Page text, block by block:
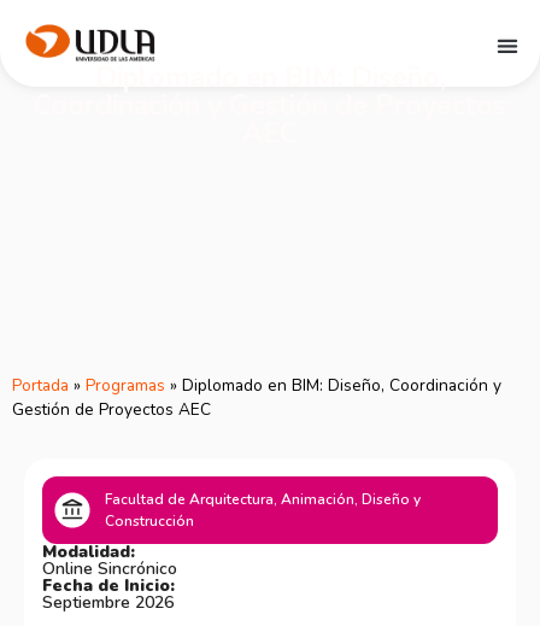
Portada » Programas » Diplomado en BIM: Diseño, Coordinación y
Gestión de Proyectos AEC
Facultad de Arquitectura, Animación, Diseño y
Construcción
Modalidad:
Online Sincrónico
Fecha de Inicio:
Septiembre 2026